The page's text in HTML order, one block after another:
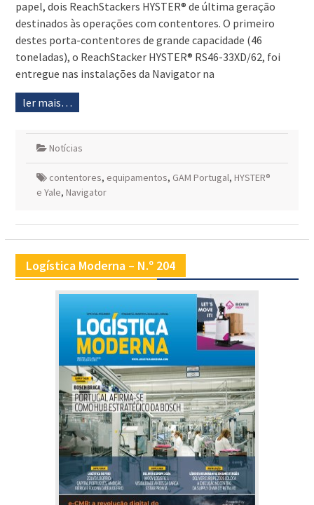
papel, dois ReachStackers HYSTER® de última geração
destinados às operações com contentores. O primeiro
destes porta-contentores de grande capacidade (46
toneladas), o ReachStacker HYSTER® RS46-33XD/62, foi
entregue nas instalações da Navigator na
ler mais…
Notícias
contentores, equipamentos, GAM Portugal, HYSTER®
e Yale, Navigator
Logística Moderna – N.º 204